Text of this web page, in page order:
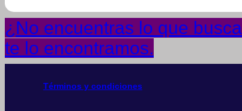
¿No encuentras lo que
te lo encontramos.
Términos y condiciones